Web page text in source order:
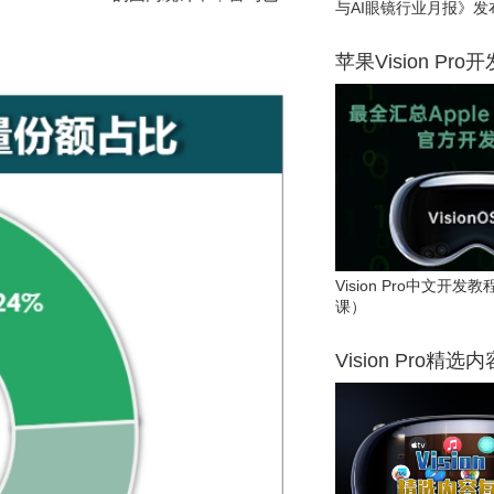
与AI眼镜行业月报》发
苹果Vision Pro开
Vision Pro中文开发教
课）
Vision Pro精选内